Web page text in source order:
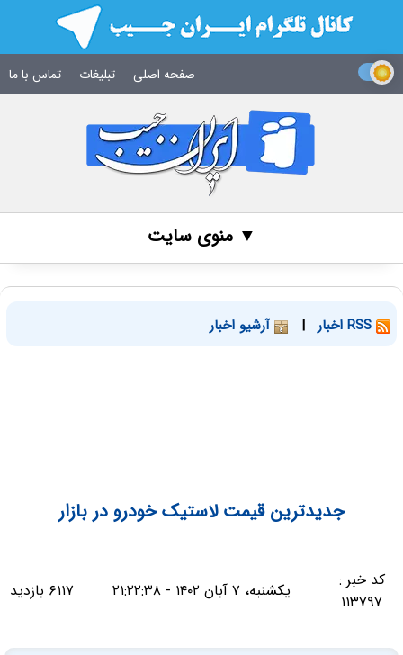
صفحه اصلی تبلیغات تماس با ما
▼ منوی سایت
| آرشیو اخبار
جدیدترین قیمت لاستیک خودرو در بازار
کد خبر :
۱۱۳۷۹۷
یکشنبه، ۷ آبان ۱۴۰۲ - ۲۱:۲۲:۳۸ ۶۱۱۷ بازدید